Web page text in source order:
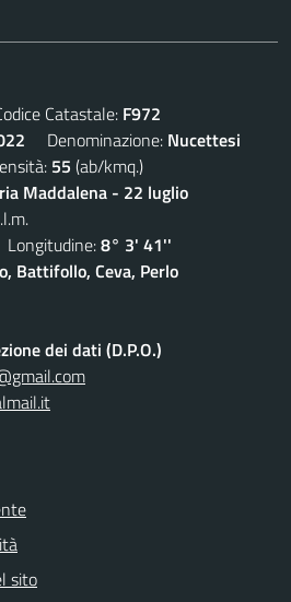
Catastale: F972
Denominazione: Nucettesi
55 (ab/kmq.)
Maddalena - 22 luglio
Longitudine:8° 3' 41''
Battifollo, Ceva, Perlo
dei dati (D.P.O.)
sito